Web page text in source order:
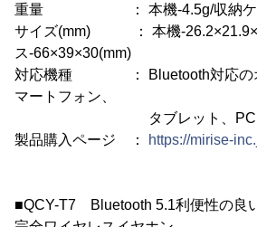
重量 ： 本機-4.5g/収納ケ
サイズ(mm) ： 本機-
ス-66×39×30(mm)
対応機種 ： Bluetooth対応のオ
マートフォン、
タブレット、PC
製品購入ページ ：
https://mirise-
■QCY-T7 Bluetooth 5.1利便性の良